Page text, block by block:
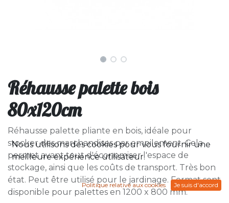
Réhausse palette bois
80x120cm
Réhausse palette pliante en bois, idéale pour
stocker des marchandises par empilement. Cela
permet avant tout d'économiser l'espace de
stockage, ainsi que les coûts de transport. Très bon
état. Peut être utilisé pour le jardinage. Format sont
disponible pour palettes en 1200 x 800 mm.
Nous utilisons des cookies pour vous fournir une
meilleure expérience utilisateur.
Politique relative aux cookies Je suis d'accord